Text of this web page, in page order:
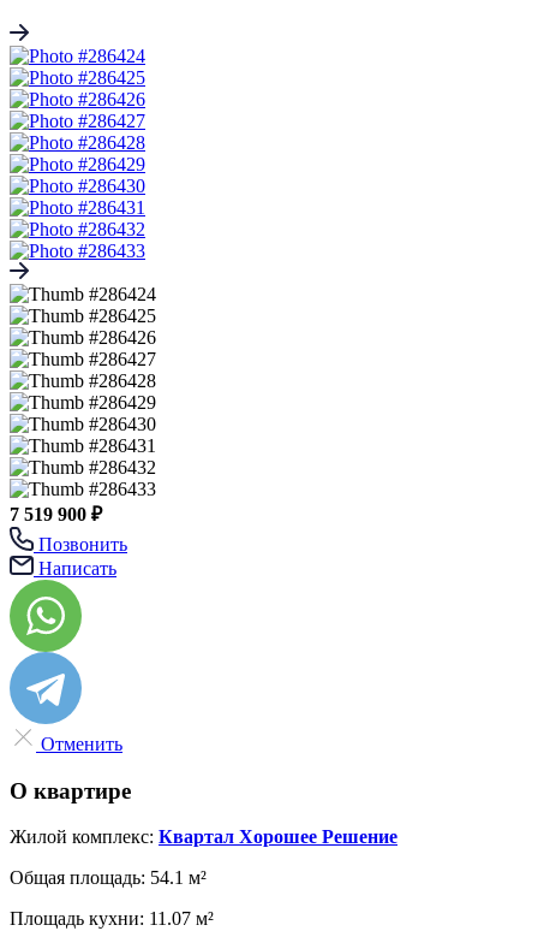
7 519 900 ₽
Позвонить
Написать
Отменить
О квартире
Жилой комплекс: Квартал Хорошее Решение
Общая площадь: 54.1 м²
Площадь кухни: 11.07 м²